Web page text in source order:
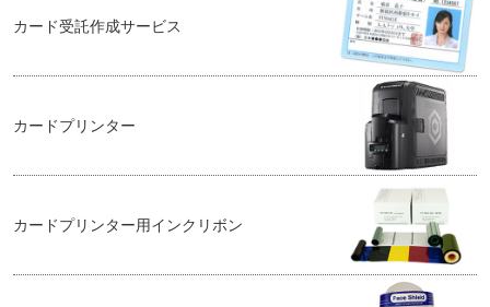
カード受託作成サービス
カードプリンター
カードプリンター用インクリボン